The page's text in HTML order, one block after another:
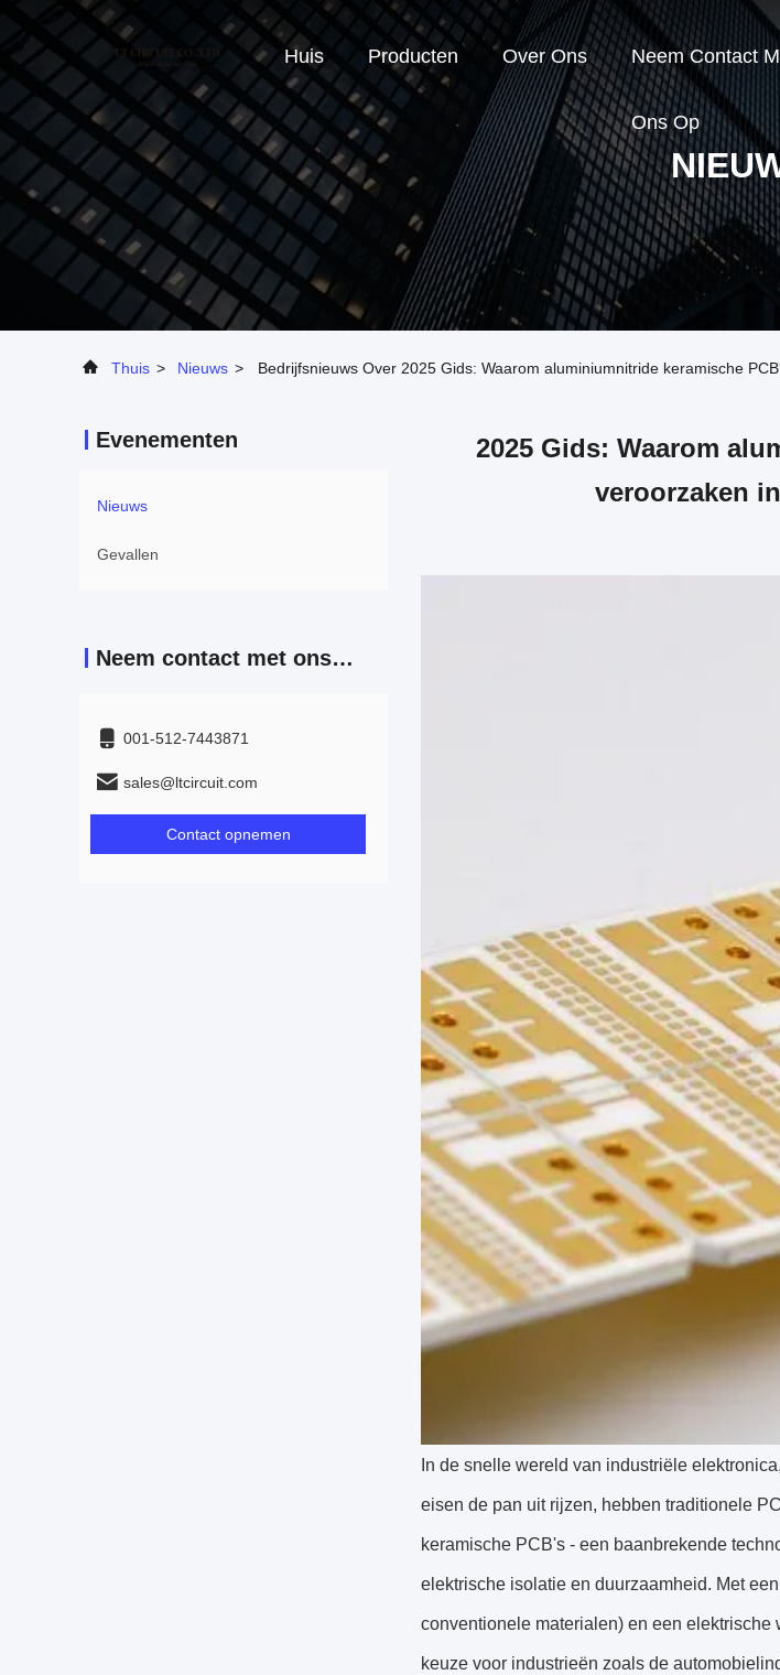
Huis Producten Over Ons Neem Contact
Ons Op
Thuis > Nieuws > Bedrijfsnieuws Over 2025 Gids: Waarom aluminiumnitride keramische
Evenementen
Nieuws
Gevallen
Neem contact met ons op
001-512-7443871
sales@ltcircuit.com
Contact opnemen
2025 Gids: Waarom
veroorzaken
In de snelle wereld van industriële
eisen de pan uit rijzen, hebben traditionele
keramische PCB's - een baanbrekende
elektrische isolatie en duurzaamheid. Met
conventionele materialen) en een elektrische
keuze voor industrieën zoals de